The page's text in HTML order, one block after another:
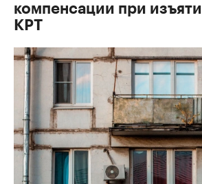
компенсации при
КРТ